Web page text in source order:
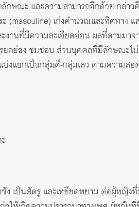
กษณะ และความสามารถอีกด้วย กล่า
(masculine) เก่งคำนวณและทิศทาง
งานที่มีความละเอียดอ่อน ผลที่ตามม
ยกย่อง ชมชอบ ส่วนบุคคลที่มีลักษณะไ
แยกเป็นกลุ่มดี-กลุ่มเลว ตามความสอ
ง เป็นศัตรู และเหยียดหยาม ต่อผู้หญิ